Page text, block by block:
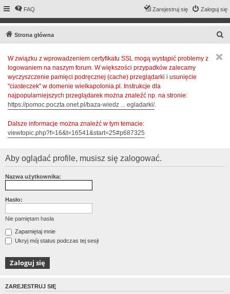
FAQ Zaloguj się
Zarejestruj się
Strona główna
W związku z wprowadzeniem certyfikatu SSL mogą wystąpić problemy z
logowaniem na naszym forum. W większości przypadków zalecamy
wyczyszczenie pamięci podręcznej (cache) przeglądarki i usunięcie
"ciasteczek" w domenie wielkapolonia.pl. Instrukcje dla
najpopularniejszych przeglądarek można znaleźć np. na stronie:
https://pomoc.poczta.onet.pl/baza-wiedz ... egladarki/.
Dalsze informacje można znaleźć w tym temacie:
viewtopic.php?f=16&t=16541&start=25#p687325
Aby oglądać profile, musisz się zalogować.
Nazwa użytkownika:
Hasło:
Nie pamiętam hasła
Zapamiętaj mnie
Ukryj mój status podczas tej sesji
ZAREJESTRUJ SIĘ